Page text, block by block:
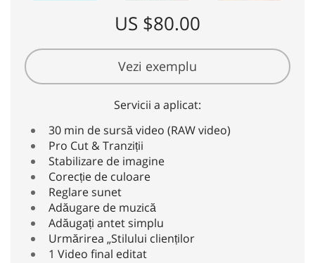
US $80.00
Vezi exemplu
Servicii a aplicat:
30 min de sursă video (RAW video)
Pro Cut & Tranziții
Stabilizare de imagine
Corecție de culoare
Reglare sunet
Adăugare de muzică
Adăugați antet simplu
Urmărirea „Stilului clienților
1 Video final editat